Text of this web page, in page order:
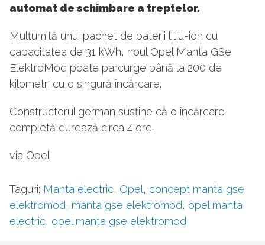
automat de schimbare a treptelor.
Mulțumită unui pachet de baterii litiu-ion cu
capacitatea de 31 kWh, noul Opel Manta GSe
ElektroMod poate parcurge până la 200 de
kilometri cu o singură încărcare.
Constructorul german susține că o încărcare
completă durează circa 4 ore.
via Opel
Taguri: Manta electric, Opel , concept manta gse
elektromod, manta gse elektromod, opel manta
electric, opel manta gse elektromod